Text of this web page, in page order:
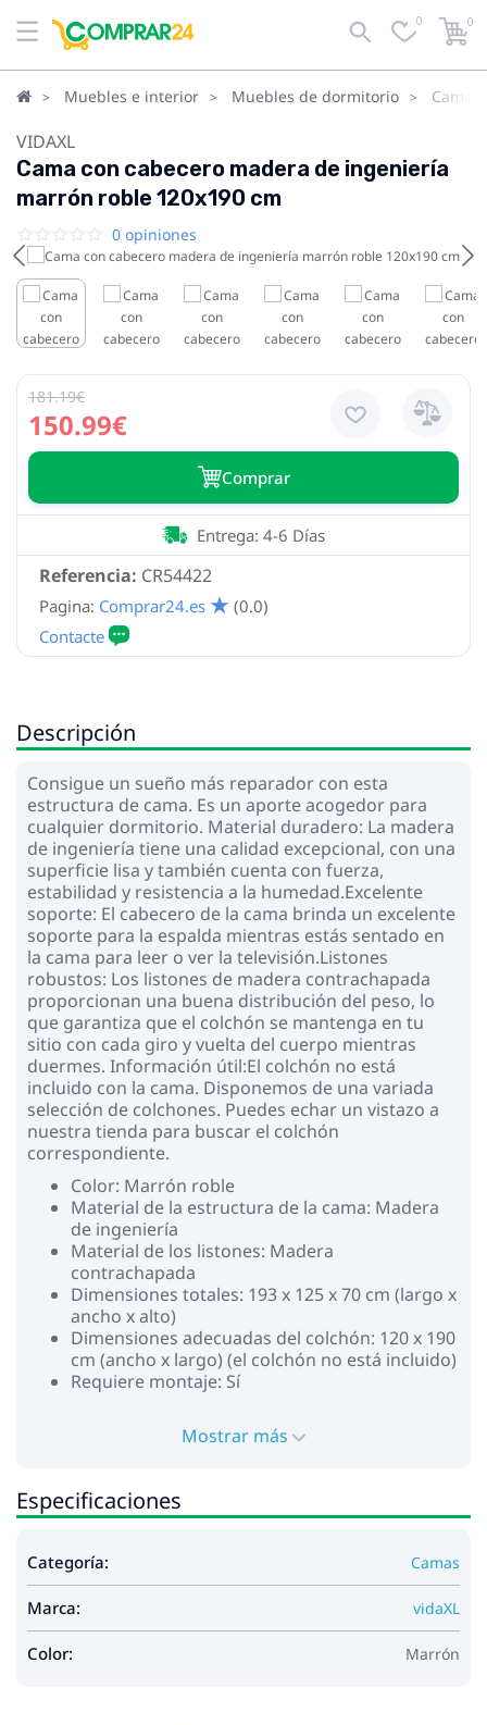
0 0
Muebles e interior Muebles de dormitorio Camas
VIDAXL
Cama con cabecero madera de ingeniería
marrón roble 120x190 cm
0 opiniones
150.99€
181.19€
Сomprar
Referencia: CR54422
Entrega: 4-6 Días
Pagina: Comprar24.es (0.0)
Descripción
Consigue un sueño más reparador con esta
estructura de cama. Es un aporte acogedor para
cualquier dormitorio. Material duradero: La madera
de ingeniería tiene una calidad excepcional, con una
superficie lisa y también cuenta con fuerza,
estabilidad y resistencia a la humedad.Excelente
soporte: El cabecero de la cama brinda un excelente
soporte para la espalda mientras estás sentado en
la cama para leer o ver la televisión.Listones
robustos: Los listones de madera contrachapada
proporcionan una buena distribución del peso, lo
que garantiza que el colchón se mantenga en tu
sitio con cada giro y vuelta del cuerpo mientras
duermes. Información útil:El colchón no está
incluido con la cama. Disponemos de una variada
selección de colchones. Puedes echar un vistazo a
nuestra tienda para buscar el colchón
correspondiente.
Color: Marrón roble
Material de la estructura de la cama: Madera
de ingeniería
Material de los listones: Madera
contrachapada
Dimensiones totales: 193 x 125 x 70 cm (largo x
ancho x alto)
Dimensiones adecuadas del colchón: 120 x 190
cm (ancho x largo) (el colchón no está incluido)
Requiere montaje: Sí
Mostrar más
Especificaciones
Categoría: Camas
Marca: vidaXL
Color: Marrón